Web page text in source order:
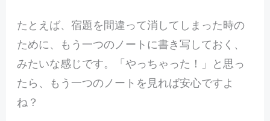
たとえば、宿題を間違って消してしまった時の
ために、もう一つのノートに書き写しておく、
みたいな感じです。「やっちゃった！」と思っ
たら、もう一つのノートを見れば安心ですよ
ね？